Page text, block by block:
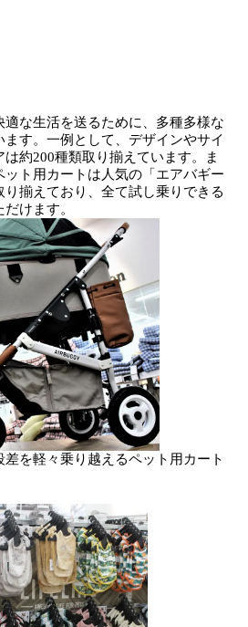
な生活を送るために、多種多様な
す。一例として、デザインやサイ
約200種類取り揃えています。ま
ト用カートは人気の「エアバギー
り揃えており、全て試し乗りできる
けます。
を軽々乗り越えるペット用カート